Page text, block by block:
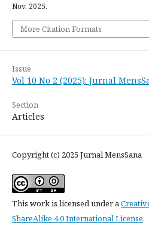
Nov. 2025.
More Citation Formats
Issue
Vol 10 No 2 (2025): Jurnal
Section
Articles
Copyright (c) 2025 Jurnal MensSana
This work is licensed under a
ShareAlike 4.0 International License.